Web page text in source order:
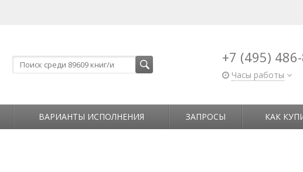
+7 (495)
Часы работы
ВАРИАНТЫ ИСПОЛНЕНИЯ ЗАПРОСЫ КАК